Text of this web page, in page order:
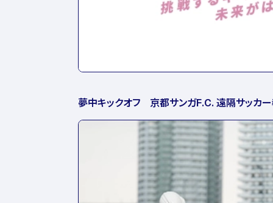
夢中キックオフ 京都サンガF.C. 遠隔サッカ